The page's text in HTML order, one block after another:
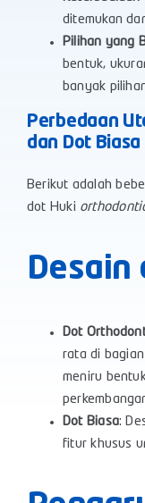
ditemukan
Pilihan yang
bentuk,
banyak
Perbedaan
dan Dot Biasa
Berikut adalah
dot Huki
Desain
Dot
rata di
meniru
Dot Biasa:
fitur khusus